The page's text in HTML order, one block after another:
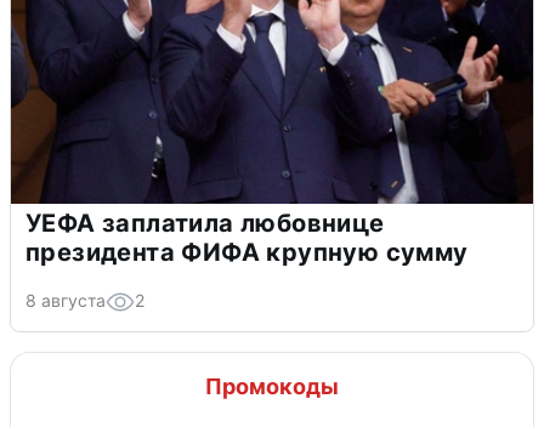
УЕФА заплатила любовнице
президента ФИФА крупную сумму
8 августа 2
Промокоды